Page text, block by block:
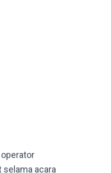
acara